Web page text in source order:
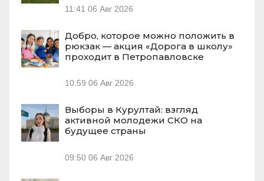
11:41 06 Авг 2026
Добро, которое можно положить в
рюкзак — акция «Дорога в школу»
проходит в Петропавловске
10:59 06 Авг 2026
Выборы в Курултай: взгляд
активной молодежи СКО на
будущее страны
09:50 06 Авг 2026